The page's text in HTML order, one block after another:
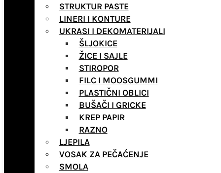
STRUKTUR PASTE
LINERI I KONTURE
UKRASI I DEKOMATERIJALI
ŠLJOKICE
ŽICE I SAJLE
STIROPOR
FILC I MOOSGUMMI
PLASTIČNI OBLICI
BUŠAČI I GRICKE
KREP PAPIR
RAZNO
LJEPILA
VOSAK ZA PEČAĆENJE
SMOLA